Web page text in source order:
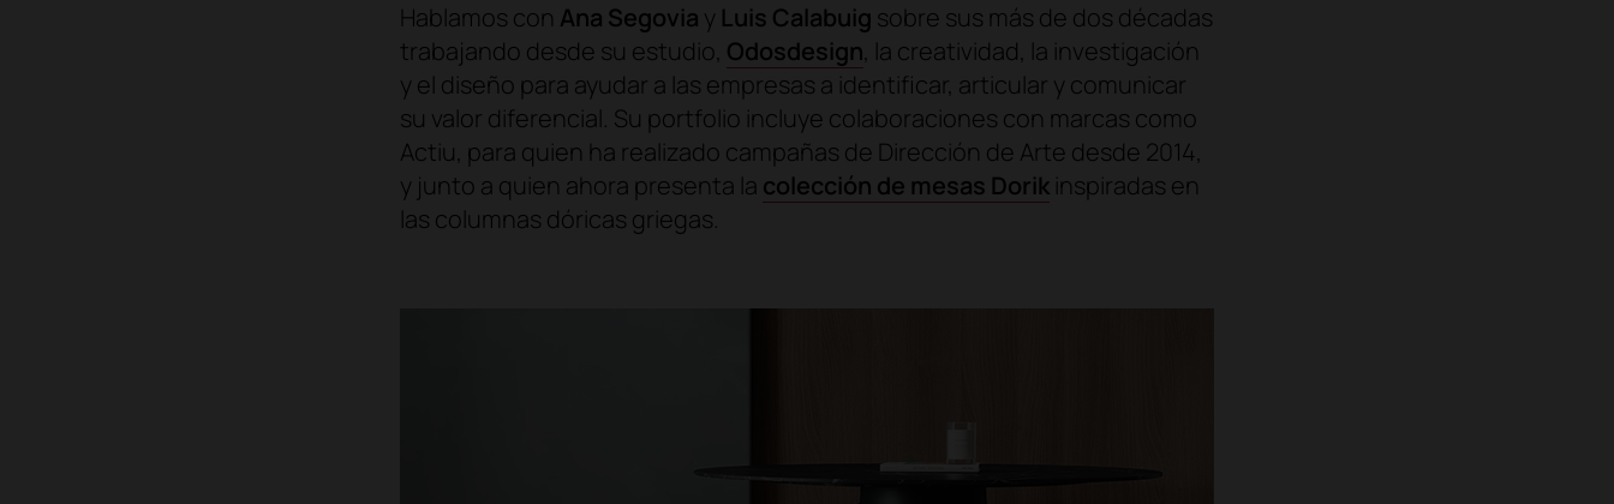
Hablamos con Ana Segovia y Luis Calabuig sobre sus más de dos décadas
trabajando desde su estudio, Odosdesign, la creatividad, la investigación
y el diseño para ayudar a las empresas a identificar, articular y comunicar
su valor diferencial. Su portfolio incluye colaboraciones con marcas como
Actiu, para quien ha realizado campañas de Dirección de Arte desde 2014,
y junto a quien ahora presenta la colección de mesas Dorik inspiradas en
las columnas dóricas griegas.